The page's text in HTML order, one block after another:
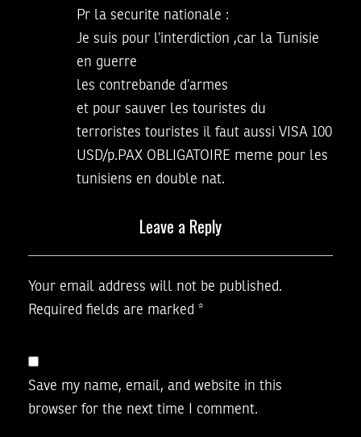
Pr la securite nationale :
Je suis pour l’interdiction ,car la Tunisie
en guerre
les contrebande d’armes
et pour sauver les touristes du
terroristes touristes il faut aussi VISA 100
USD/p.PAX OBLIGATOIRE meme pour les
tunisiens en double nat.
Leave a Reply
Your email address will not be published.
Required fields are marked *
Save my name, email, and website in this
browser for the next time I comment.